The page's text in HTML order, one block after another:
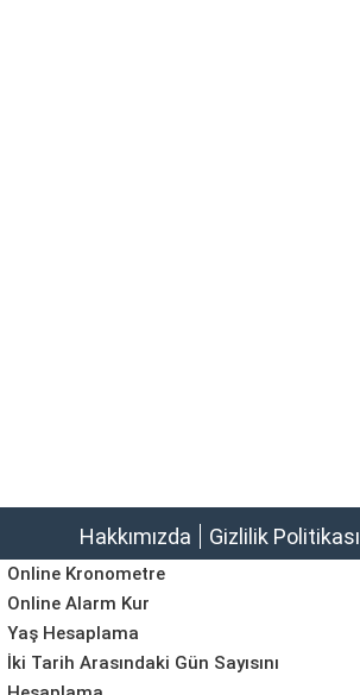
Hakkımızda Gizlilik Politikası
Online Kronometre
Online Alarm Kur
Yaş Hesaplama
İki Tarih Arasındaki Gün Sayısını